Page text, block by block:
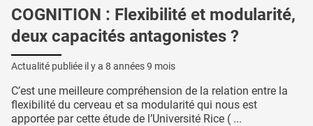
COGNITION : Flexibilité et modularité,
deux capacités antagonistes ?
Actualité publiée il y a 8 années 9 mois
C’est une meilleure compréhension de la relation entre la
flexibilité du cerveau et sa modularité qui nous est
apportée par cette étude de l’Université Rice ( ...